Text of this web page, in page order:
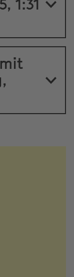
1:31